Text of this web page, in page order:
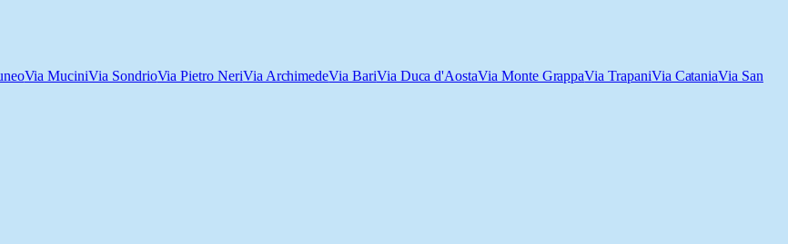
Via MuciniVia SondrioVia Pietro NeriVia ArchimedeVia BariVia Duca d'AostaVia Monte GrappaVia TrapaniVia CataniaVia San